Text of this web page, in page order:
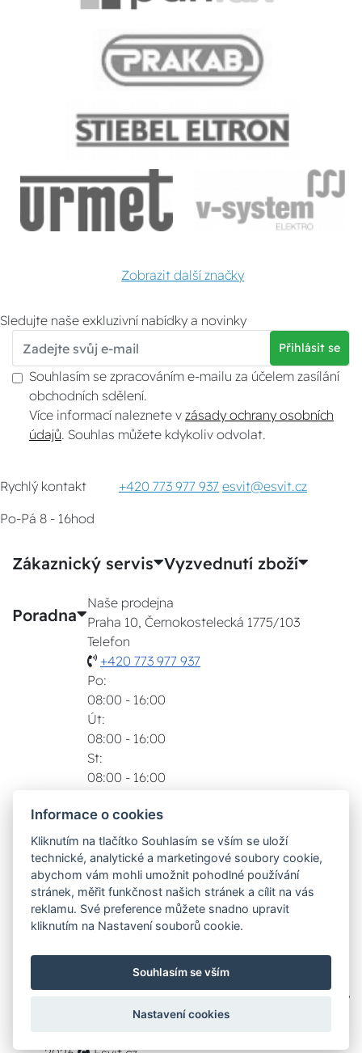
Zobrazit další značky
Sledujte naše exkluzivní nabídky a novinky
Přihlásit se
Souhlasím se zpracováním e-mailu za účelem zasílání
obchodních sdělení.
Více informací naleznete v zásady ochrany osobních
údajů . Souhlas můžete kdykoliv odvolat.
Rychlý kontakt +420 773 977 937 esvit@esvit.cz
Po-Pá 8 - 16hod
Zákaznický servis Vyzvednutí zboží
Poradna
Naše prodejna
Praha 10, Černokostelecká 1775/103
Telefon
+420 773 977 937
Po:
08:00 - 16:00
Út:
08:00 - 16:00
St:
08:00 - 16:00
08:00 - 16:00
Pá:
08:00 - 16:00
Zobrazit na mapě
Možnosti dopravy
Bezpečná a rychlá platba
Informace o cookies
Kliknutím na tlačítko Souhlasím se vším se uloží
technické, analytické a marketingové soubory cookie,
abychom vám mohli umožnit pohodlné používání
stránek, měřit funkčnost našich stránek a cílit na vás
reklamu. Své preference můžete snadno upravit
kliknutím na Nastavení souborů cookie.
Souhlasím se vším
Nastavení cookies